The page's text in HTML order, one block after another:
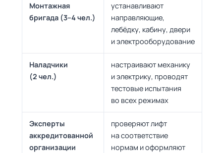
Монтажная
бригада (3–4 чел.)
устанавливают
направляющие,
лебёдку, кабину, двери
и электрооборудование
Наладчики
(2 чел.)
настраивают механику
и электрику, проводят
тестовые испытания
во всех режимах
Эксперты
аккредитованной
организации
проверяют лифт
на соответствие
нормам и оформляют